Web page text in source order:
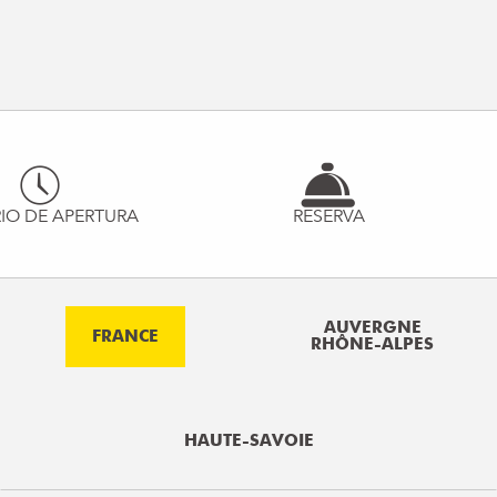
DE APERTURA RESERVA
FRANCE
AUVERGNE
RHÔNE-ALPES
HAUTE-SAVOIE